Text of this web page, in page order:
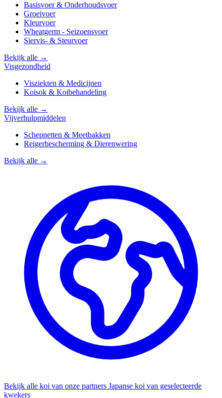
Basisvoer & Onderhoudsvoer
Groeivoer
Kleurvoer
Wheatgerm - Seizoensvoer
Siervis- & Steurvoer
Bekijk alle →
Visgezondheid
Visziekten & Medicijnen
Koisok & Koibehandeling
Bekijk alle →
Vijverhulpmiddelen
Schepnetten & Meetbakken
Reigerbescherming & Dierenwering
Bekijk alle →
Bekijk alle koi van onze partners Japanse koi van geselecteerde
kwekers